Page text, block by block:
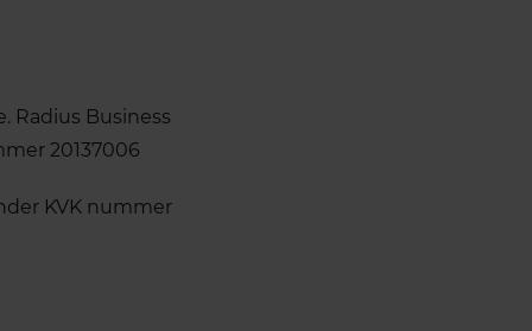
Radius Business
20137006
KVK nummer